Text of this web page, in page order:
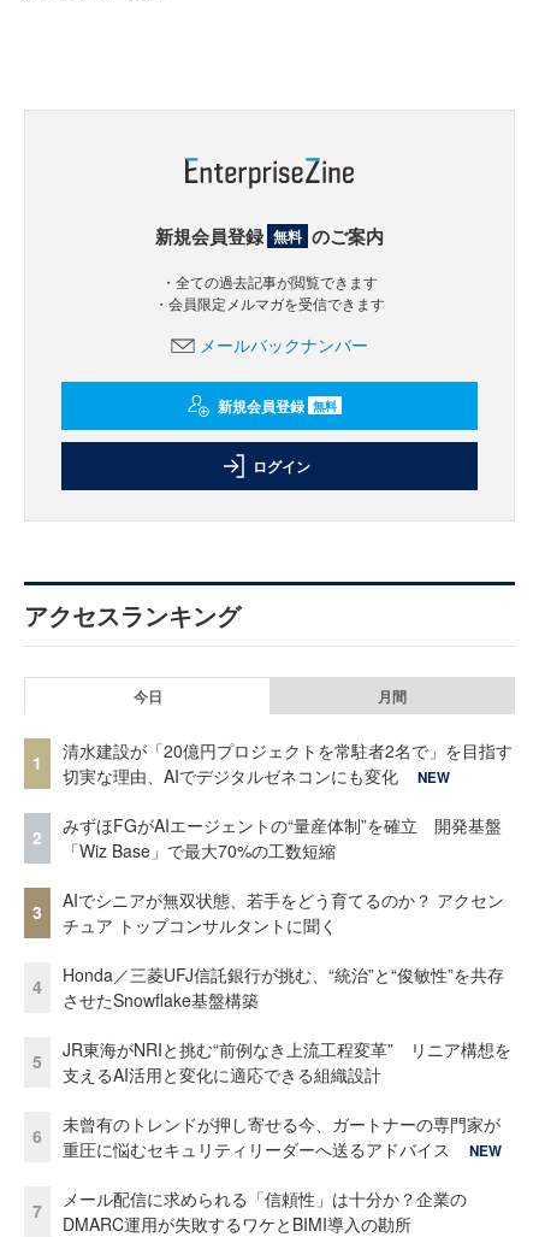
新規会員登録 無料 のご案内
・全ての過去記事が閲覧できます
・会員限定メルマガを受信できます
メールバックナンバー
新規会員登録 無料
ログイン
アクセスランキング
今日 月間
1
清水建設が「20億円プロジェクトを常駐者2名で」を目指す
切実な理由、AIでデジタルゼネコンにも変化
NEW
2
みずほFGがAIエージェントの“量産体制”を確立 開発基盤
「Wiz Base」で最大70%の工数短縮
3
AIでシニアが無双状態、若手をどう育てるのか？ アクセン
チュア トップコンサルタントに聞く
4
Honda／三菱UFJ信託銀行が挑む、“統治”と“俊敏性”を共存
させたSnowflake基盤構築
5
JR東海がNRIと挑む“前例なき上流工程変革” リニア構想を
支えるAI活用と変化に適応できる組織設計
6
未曾有のトレンドが押し寄せる今、ガートナーの専門家が
重圧に悩むセキュリティリーダーへ送るアドバイス
NEW
7
メール配信に求められる「信頼性」は十分か？企業の
DMARC運用が失敗するワケとBIMI導入の勘所